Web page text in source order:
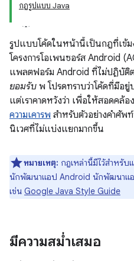
กฎรูปแบบ Java
รูปแบบโค้ดในหน้านี้เป็นกฎที่เข้ม
โครงการโอเพนซอร์ส Android
แพลตฟอร์ม Android ที่ไม่ปฏิบัติ
ยอมรับ พ โปรดทราบว่าโค้ดที่มีอ
แต่เราคาดหวังว่า เพื่อให้สอดคล้
ความเคารพ สำหรับตัวอย่างคำศัพ
นิเวศที่ไม่แบ่งแยกมากขึ้น
หมายเหตุ: กฎเหล่านี้มีไว้สำหรั
นักพัฒนาแอป Android นักพัฒนาแอ
เช่น Google Java Style Guide
มีความสม่ำเสมอ